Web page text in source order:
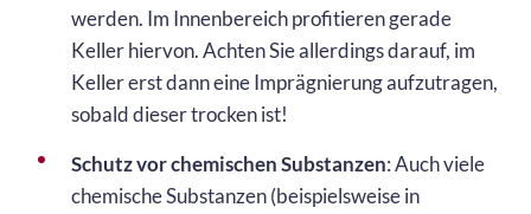
werden. Im Innenbereich profitieren gerade
Keller hiervon. Achten Sie allerdings darauf, im
Keller erst dann eine Imprägnierung aufzutragen,
sobald dieser trocken ist!
Schutz vor chemischen Substanzen: Auch viele
chemische Substanzen (beispielsweise in